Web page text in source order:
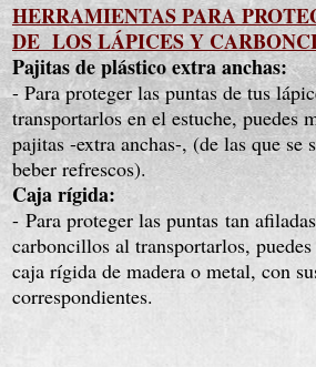
HERRAMIENTAS PARA
DE LOS LÁPICES Y
Pajitas de plástico extra anchas:
- Para proteger las puntas de tus
transportarlos en el estuche, puedes
pajitas -extra anchas-, (de las que se
beber refrescos).
Caja rígida:
- Para proteger las puntas tan afiladas
carboncillos al transportarlos,
caja rígida de madera o metal, con
correspondientes.